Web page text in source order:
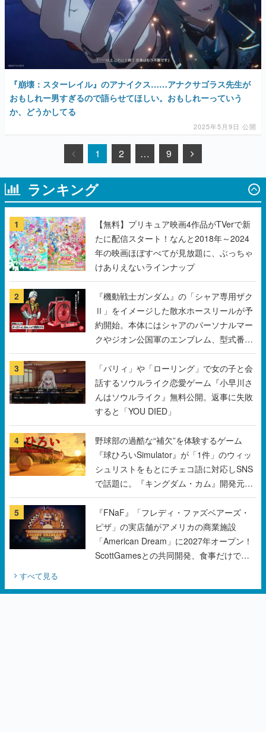
『崩壊：スターレイル』のアナイクス……アナクサゴラス先生が
おもしれー男すぎるので語らせてほしい。おもしれーっていう
か、どうかしてる
2025年5月9日 公開
1 2 … 9
ランキング
1
【無料】プリキュア映画4作品がTVerで新
たに配信スタート！なんと2018年～2024
年の映画ほぼすべてが見放題に、ぶっちゃ
けありえないラインナップ
2
『機動戦士ガンダム』の「シャア専用ザク
Ⅱ」をイメージした散水ホースリールが予
約開始。本体にはシャアのパーソナルマー
クやジオン公国軍のエンブレム、型式番号
などを配置
3
「パリィ」や「ローリング」で女の子と会
話するソウルライク恋愛ゲーム『小早川さ
んはソウルライク』無料公開。返事に失敗
すると「YOU DIED」
4
野球部の過酷な“補欠”を体験するゲーム
『球ひろいSimulator』が「1件」のウィッ
シュリストをもとにチェコ語に対応しSNS
で話題に。『キングダム・カム』開発元や
チェコのプロ野球選手から称賛の声
5
『FNaF』「フレディ・ファズベアーズ・
ピザ」の実店舗がアメリカの商業施設
「American Dream」に2027年オープン！
ScottGamesとの共同開発、食事だけでな
すべて見る